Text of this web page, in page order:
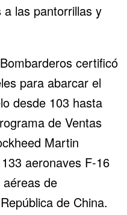
las pantorrillas y
certificó
para abarcar el
desde 103 hasta
de Ventas
Martin
aeronaves F-16
de
de China.